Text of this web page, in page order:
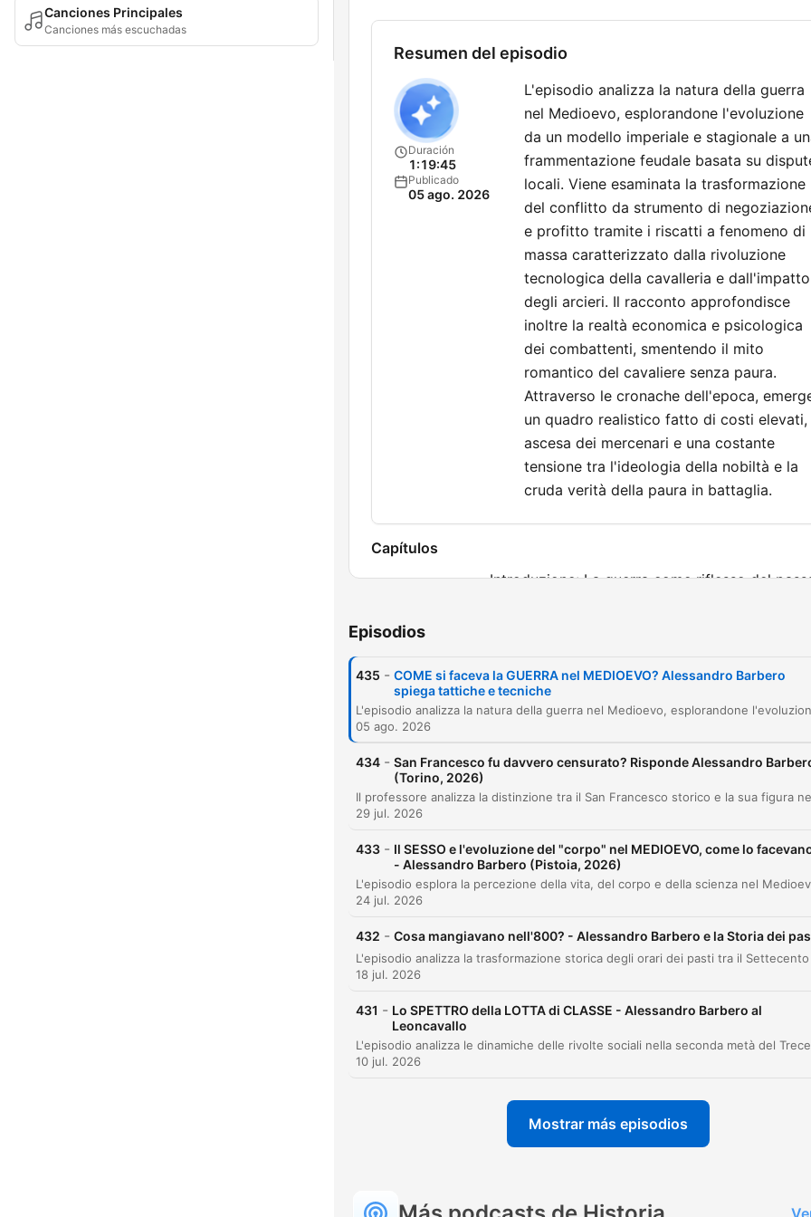
Canciones Principales
Canciones más escuchadas
differire in caso di titoli
troppo lunghi o estratti
problema contattateci PER
FAVORE prima alla nostra
Resumen del episodio
Duración
1:19:45
Publicado
05 ago. 2026
L'episodio analizza la natura della guerra
nel Medioevo, esplorandone l'evoluzione
da un modello imperiale e stagionale a
frammentazione feudale basata su
locali. Viene esaminata la trasformazione
del conflitto da strumento di
e profitto tramite i riscatti a fenomeno di
massa caratterizzato dalla rivoluzione
tecnologica della cavalleria e dall'impatto
degli arcieri. Il racconto approfondisce
inoltre la realtà economica e psicologica
dei combattenti, smentendo il mito
romantico del cavaliere senza paura.
Attraverso le cronache dell'epoca,
un quadro realistico fatto di costi elevati,
ascesa dei mercenari e una costante
tensione tra l'ideologia della nobiltà e la
cruda verità della paura in battaglia.
Capítulos
Introduzione: La guerra come riflesso del
00:02:06
00:05:52
L'impero di Carlo Magno e la guerra come
sovrano
00:12:39
La guerra feudale come risoluzione di
controversie locali
concetto di tregua
00:21:50
L'evoluzione del combattente: dalla massa alla
cavalleria
00:35:44 Guerre di invasione e la rivoluzione degli
00:42:46 Le atrocità della guerra e il codice cavalleresco
00:47:40 La tecnica e il peso della cavalleria
Il realismo del coraggio e delle cronache
medievali
Episodios
435 - COME si faceva la GUERRA nel MEDIOEVO? Alessandro Barbero
spiega tattiche e tecniche
05 ago. 2026
434 - San Francesco fu davvero censurato? Risponde Alessandro
(Torino, 2026)
29 jul. 2026
433 - Il SESSO e l'evoluzione del "corpo" nel MEDIOEVO, come lo
- Alessandro Barbero (Pistoia, 2026)
24 jul. 2026
432 - Cosa mangiavano nell'800? - Alessandro Barbero e la Storia dei
18 jul. 2026
431 - Lo SPETTRO della LOTTA di CLASSE - Alessandro Barbero al
Leoncavallo
10 jul. 2026
Mostrar más episodios